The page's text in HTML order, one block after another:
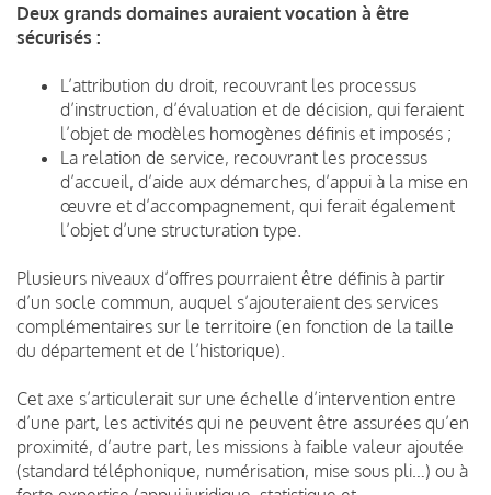
Deux grands domaines auraient vocation à être
sécurisés :
L’attribution du droit, recouvrant les processus
d’instruction, d’évaluation et de décision, qui feraient
l’objet de modèles homogènes définis et imposés ;
La relation de service, recouvrant les processus
d’accueil, d’aide aux démarches, d’appui à la mise en
œuvre et d’accompagnement, qui ferait également
l’objet d’une structuration type.
Plusieurs niveaux d’offres pourraient être définis à partir
d’un socle commun, auquel s’ajouteraient des services
complémentaires sur le territoire (en fonction de la taille
du département et de l’historique).
Cet axe s’articulerait sur une échelle d’intervention entre
d’une part, les activités qui ne peuvent être assurées qu’en
proximité, d’autre part, les missions à faible valeur ajoutée
(standard téléphonique, numérisation, mise sous pli…) ou à